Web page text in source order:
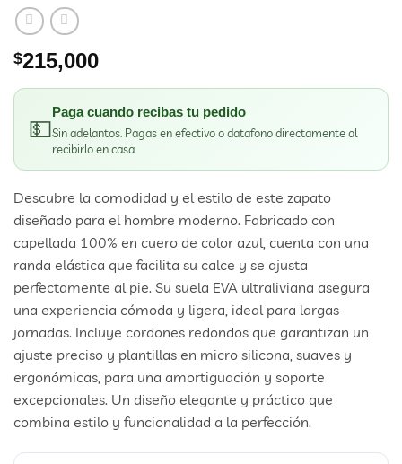
$215,000
💵
Paga cuando recibas tu pedido
Sin adelantos. Pagas en efectivo o datafono directamente al
recibirlo en casa.
Descubre la comodidad y el estilo de este zapato
diseñado para el hombre moderno. Fabricado con
capellada 100% en cuero de color azul, cuenta con una
randa elástica que facilita su calce y se ajusta
perfectamente al pie. Su suela EVA ultraliviana asegura
una experiencia cómoda y ligera, ideal para largas
jornadas. Incluye cordones redondos que garantizan un
ajuste preciso y plantillas en micro silicona, suaves y
ergonómicas, para una amortiguación y soporte
excepcionales. Un diseño elegante y práctico que
combina estilo y funcionalidad a la perfección.